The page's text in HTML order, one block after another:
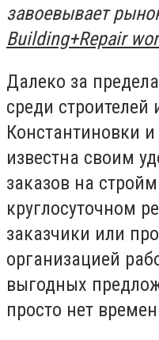
завоевывает
Building+Repair
Далеко за
среди строителей
Константиновки
известна своим
заказов на
круглосуточном
заказчики или
организацией
выгодных
просто нет